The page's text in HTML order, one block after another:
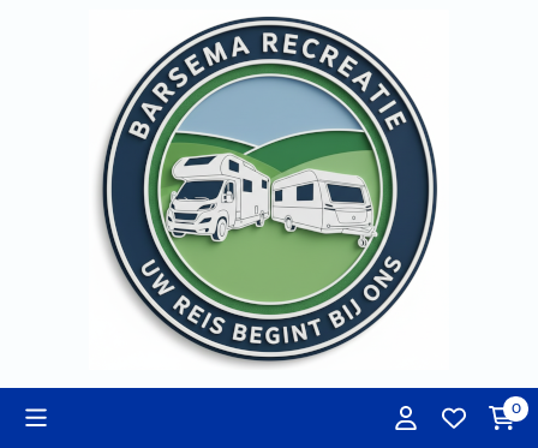
Cookievoorkeuren zijn momenteel gesloten.
0